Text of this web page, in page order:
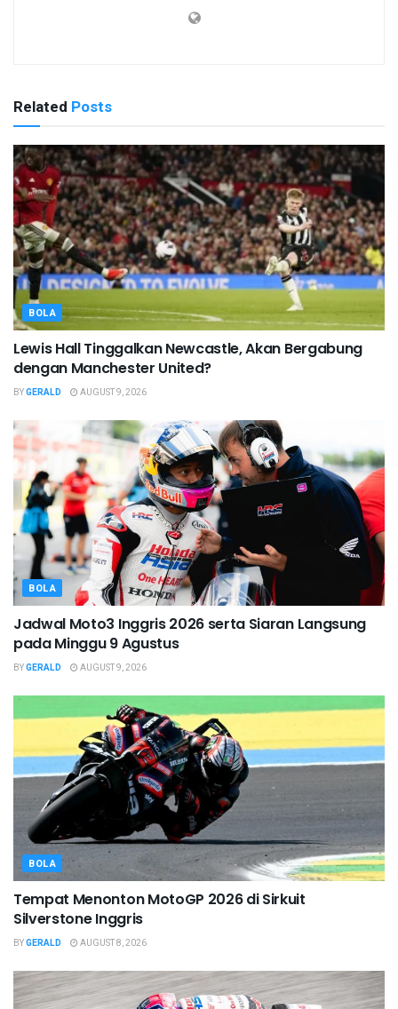
Related Posts
BOLA
Lewis Hall Tinggalkan Newcastle, Akan Bergabung
dengan Manchester United?
BYGERALD AUGUST 9, 2026
BOLA
Jadwal Moto3 Inggris 2026 serta Siaran Langsung
pada Minggu 9 Agustus
BYGERALD AUGUST 9, 2026
BOLA
Tempat Menonton MotoGP 2026 di Sirkuit
Silverstone Inggris
BYGERALD AUGUST 8, 2026